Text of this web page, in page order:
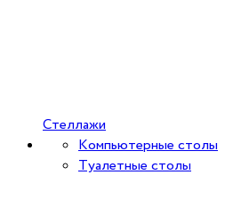
Стеллажи
Компьютерные столы
Туалетные столы